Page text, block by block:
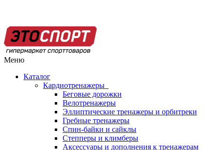
Меню
Каталог
Кардиотренажеры
Беговые дорожки
Велотренажеры
Эллиптические тренажеры и орбитреки
Гребные тренажеры
Спин-байки и сайклы
Степперы и климберы
Аксессуары и дополнения к тренажерам